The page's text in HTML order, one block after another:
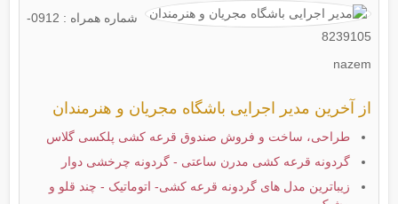
شماره همراه : 0912-
8239105
nazem
از آخرین مدیر اجرایی باشگاه مجریان و هنرمندان
طراحی، ساخت و فروش صندوق قرعه کشی پلکسی گلاس
گردونه قرعه کشی مدرن ساعتی - گردونه چرخشی دوار
زیباترین مدل های گردونه قرعه کشی- اتوماتیک - چند قلو و